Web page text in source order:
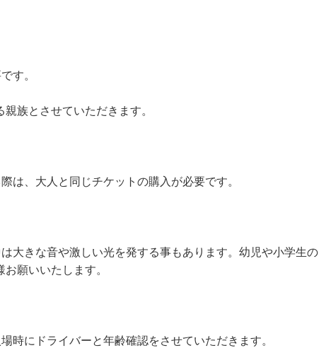
す。
族とさせていただきます。
は、大人と同じチケットの購入が必要です。
大きな音や激しい光を発する事もあります。幼児や小学生の
願いいたします。
時にドライバーと年齢確認をさせていただきます。